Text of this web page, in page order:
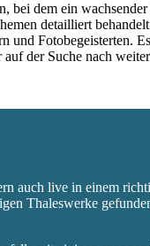
bei dem ein
detailliert
und Fotobegeisterten.
der Suche nach
auch live in einem
Thaleswerke